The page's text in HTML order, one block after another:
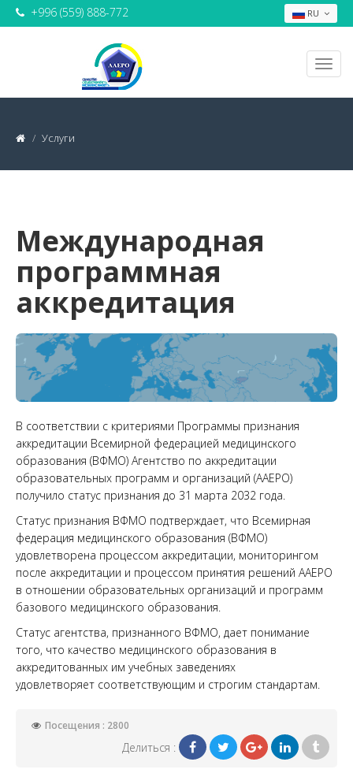
RU
+996 (559) 888-772
Услуги
Международная
программная
аккредитация
В соответствии с критериями Программы признания
аккредитации Всемирной федерацией медицинского
образования (ВФМО) Агентство по аккредитации
образовательных программ и организаций (AАEPO)
получило статус признания до 31 марта 2032 года.
Статус признания ВФМО подтверждает, что Всемирная
федерация медицинского образования (ВФМО)
удовлетворена процессом аккредитации, мониторингом
после аккредитации и процессом принятия решений AAEPO
в отношении образовательных организаций и программ
базового медицинского образования.
Статус агентства, признанного ВФМО, дает понимание
того, что качество медицинского образования в
аккредитованных им учебных заведениях
удовлетворяет соответствующим и строгим стандартам.
Посещения : 2800
Делиться :